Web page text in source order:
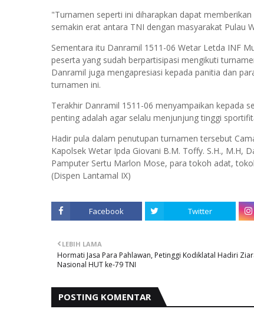
"Turnamen seperti ini diharapkan dapat
semakin erat antara TNI dengan masyarakat Pulau
Sementara itu Danramil 1511-06 Wetar Letda INF
peserta yang sudah berpartisipasi mengikuti
Danramil juga mengapresiasi kepada panitia dan
turnamen ini.
Terakhir Danramil 1511-06 menyampaikan kepada
penting adalah agar selalu menjunjung tinggi
Hadir pula dalam penutupan turnamen tersebut
Kapolsek Wetar Ipda Giovani B.M. Toffy. S.H., M.H,
Pamputer Sertu Marlon Mose, para tokoh adat,
(Dispen Lantamal IX)
Facebook Twitter
LEBIH LAMA
Hormati Jasa Para Pahlawan, Petinggi Kodiklatal Hadiri
Nasional HUT ke-79 TNI
POSTING KOMENTAR